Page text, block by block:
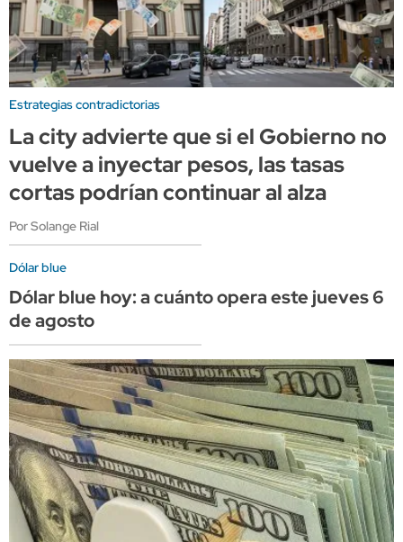
Estrategias contradictorias
La city advierte que si el Gobierno no
vuelve a inyectar pesos, las tasas
cortas podrían continuar al alza
Por Solange Rial
Dólar blue
Dólar blue hoy: a cuánto opera este jueves 6
de agosto